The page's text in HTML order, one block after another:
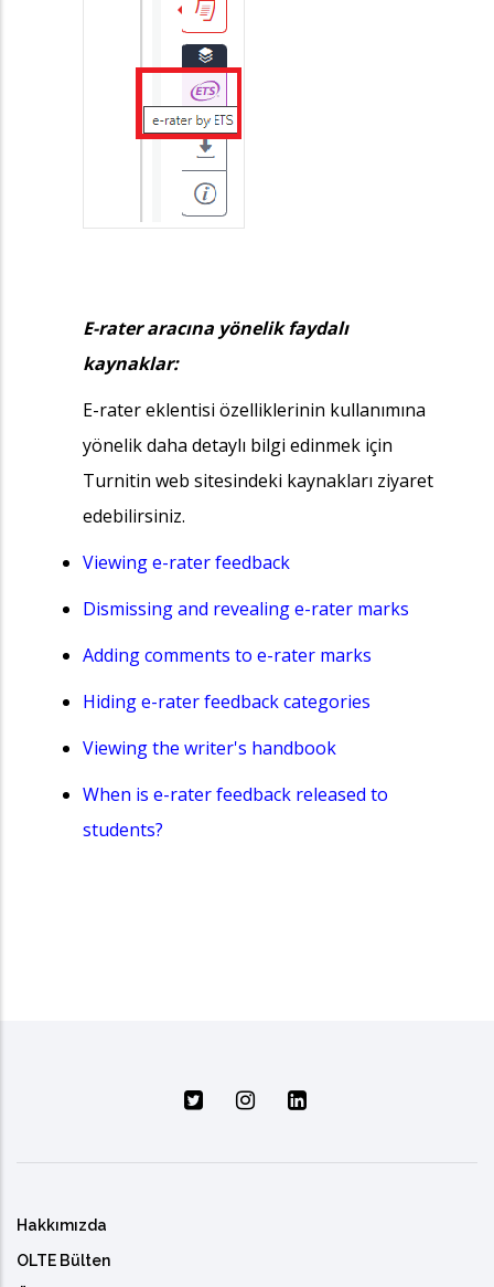
E-rater aracına yönelik faydalı
kaynaklar:
E-rater eklentisi özelliklerinin kullanımına
yönelik daha detaylı bilgi edinmek için
Turnitin web sitesindeki kaynakları ziyaret
edebilirsiniz.
Viewing e-rater feedback
Dismissing and revealing e-rater marks
Adding comments to e-rater marks
Hiding e-rater feedback categories
Viewing the writer's handbook
When is e-rater feedback released to
students?
Hakkımızda
OLTE Bülten